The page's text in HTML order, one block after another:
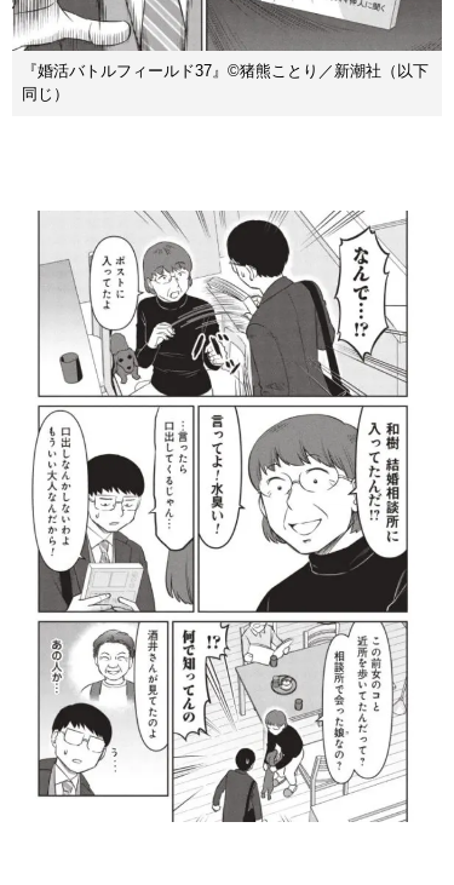
『婚活バトルフィールド37』©猪熊ことり／新潮社（以下
同じ）